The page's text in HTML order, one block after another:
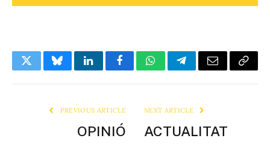
TwitterBlueskyLinkedInFacebookWhatsAppTelegramEmail Copy
PREVIOUS ARTICLE
OPINIÓ
NEXT ARTICLE
ACTUALITAT